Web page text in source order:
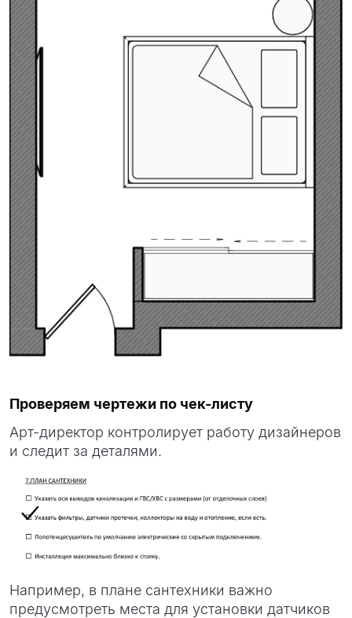
Проверяем чертежи по чек-листу
Арт-директор контролирует работу дизайнеров
и следит за деталями.
Например, в плане сантехники важно
предусмотреть места для установки датчиков